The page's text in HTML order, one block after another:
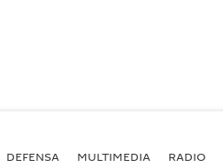
DEFENSA MULTIMEDIA RADIO